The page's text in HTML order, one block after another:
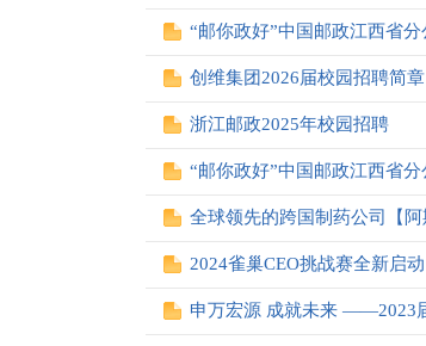
“邮你政好”中国邮政江西省
创维集团2026届校园招聘简章
浙江邮政2025年校园招聘
“邮你政好”中国邮政江西省
全球领先的跨国制药公司【
2024雀巢CEO挑战赛全新启
申万宏源 成就未来 ——2023